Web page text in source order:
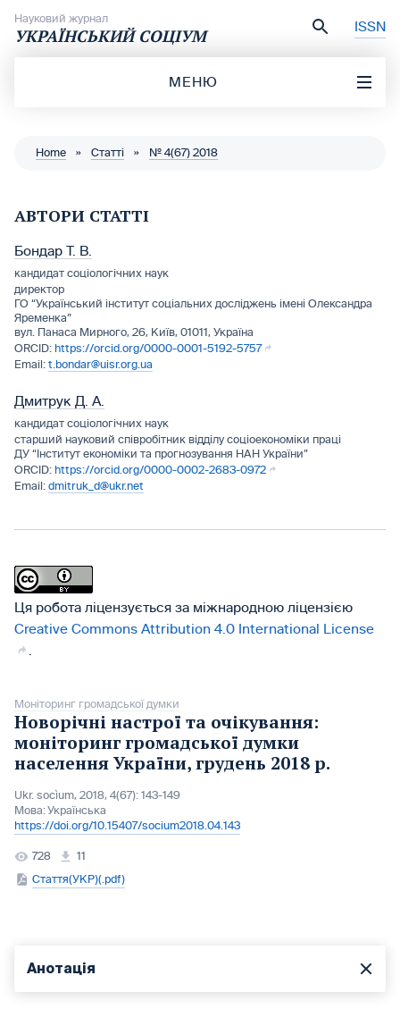
Науковий журнал
УКРАЇНСЬКИЙ СОЦІУМ ISSN
МЕНЮ
Home » Статті » № 4(67) 2018
АВТОРИ СТАТТІ
Бондар Т. В.
кандидат соціологічних наук
директор
ГО “Український інститут соціальних досліджень імені Олександра
Яременка”
вул. Панаса Мирного, 26, Київ, 01011, Україна
https://orcid.org/0000-0001-5192-5757
t.bondar@uisr.org.ua
Дмитрук Д. А.
кандидат соціологічних наук
старший науковий співробітник відділу соціоекономіки праці
ДУ “Інститут економіки та прогнозування НАН України”
https://orcid.org/0000-0002-2683-0972
dmitruk_d@ukr.net
Ця робота ліцензується за міжнародною ліцензією
Creative Commons Attribution 4.0 International License
Моніторинг громадської думки
Новорічні настрої та очікування:
моніторинг громадської думки
населення України, грудень 2018 р.
Ukr. socìum, 2018, 4(67): 143-149
Мова:Українська
https://doi.org/10.15407/socium2018.04.143
728
11
Стаття(УКР)(.pdf)
Анотація